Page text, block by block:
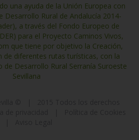
una ayuda de la Unión Europea con
Desarrollo Rural de Andalucía 2014-
a través del Fondo Europeo de
para el Proyecto Caminos Vivos,
que tiene por objetivo la Creación,
de diferentes rutas turísticas, con la
de Desarrollo Rural Serranía Suroeste
Sevillana